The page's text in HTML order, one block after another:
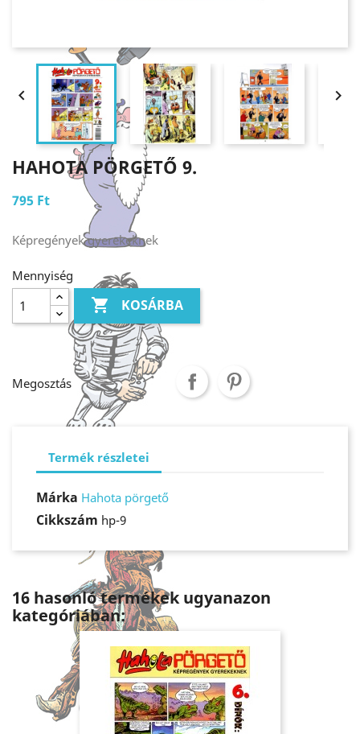
 
HAHOTA PÖRGETŐ 9.
795 Ft
Képregények gyerekeknek
Mennyiség
 KOSÁRBA
Megosztás
Termék részletei
Márka Hahota pörgető
Cikkszám hp-9
16 hasonló termékek ugyanazon
kategóriában: